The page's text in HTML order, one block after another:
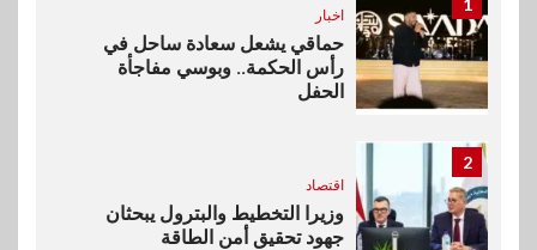
1
اخبار
حماقي يشعل سعادة ساحل في
رأس الحكمة.. وبوسي مفاجأة
الحفل
2
اقتصاد
وزيرا التخطيط والبترول يبحثان
جهود تحقيق أمن الطاقة